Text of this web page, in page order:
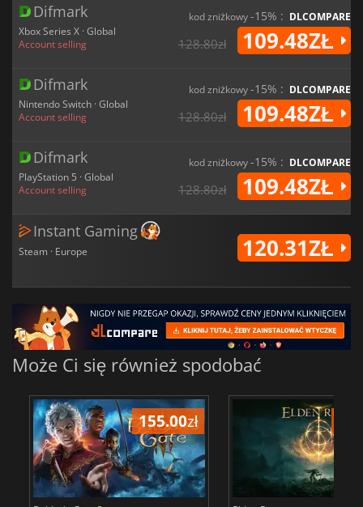
Difmark
Xbox Series X · Global
Account selling
kod zniżkowy-15% : DLCOMPARE
128.80zł 109.48ZŁ
Difmark
Nintendo Switch · Global
Account selling
kod zniżkowy-15% : DLCOMPARE
128.80zł 109.48ZŁ
Difmark
PlayStation 5 · Global
Account selling
kod zniżkowy-15% : DLCOMPARE
128.80zł 109.48ZŁ
Instant Gaming
Steam · Europe 120.31ZŁ
Może Ci się również spodobać
155.00zł